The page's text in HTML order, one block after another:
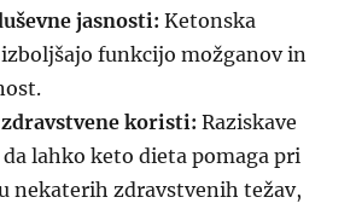
jasnosti: Ketonska
funkcijo možganov in
koristi: Raziskave
da lahko keto dieta pomaga pri
nekaterih zdravstvenih težav,